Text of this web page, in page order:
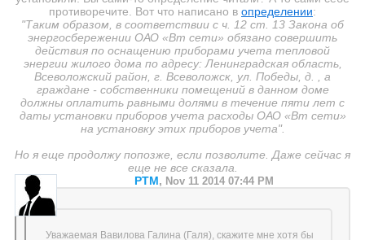
противоречите. Вот что написано в определении:
"Таким образом, в соответствии с ч. 12 ст. 13 Закона об
энергосбережении ОАО «Вт сети» обязано совершить
действия по оснащению приборами учета тепловой
энергии жилого дома по адресу: Ленинградская область,
Всеволожский район, г. Всеволожск, ул. Победы, д. , а
граждане - собственники помещений в данном доме
должны оплатить равными долями в течение пяти лет с
даты установки приборов учета расходы ОАО «Вт сети»
на установку этих приборов учета".
Но я еще продолжу попозже, если позволите. Даже сейчас я
еще не все сказала.
PTM, Nov 11 2014 07:44 PM
Уважаемая Вавилова Галина (Галя), скажите мне хотя бы